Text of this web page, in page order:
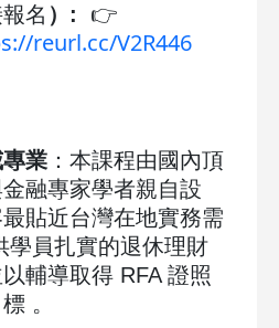
名 ） : 👉
reurl.cc/V2R446
業 ：本課程由國內頂
融專家學者親自設
貼近台灣在地實務需
學員扎實的退休理財
輔導取得 RFA 證照
。